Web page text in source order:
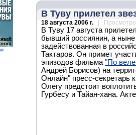
В Туву прилетел
18 августа 2006 г. |
В Туву 17 августа
бывший россиянин, а ныне
задействованная в
Тактаров. Он примет
эпизодов фильма "По
Андрей Борисов) на
Онлайн" пресс-секретарь
Олегу предстоит
Гурбесу и Тайан-хана.